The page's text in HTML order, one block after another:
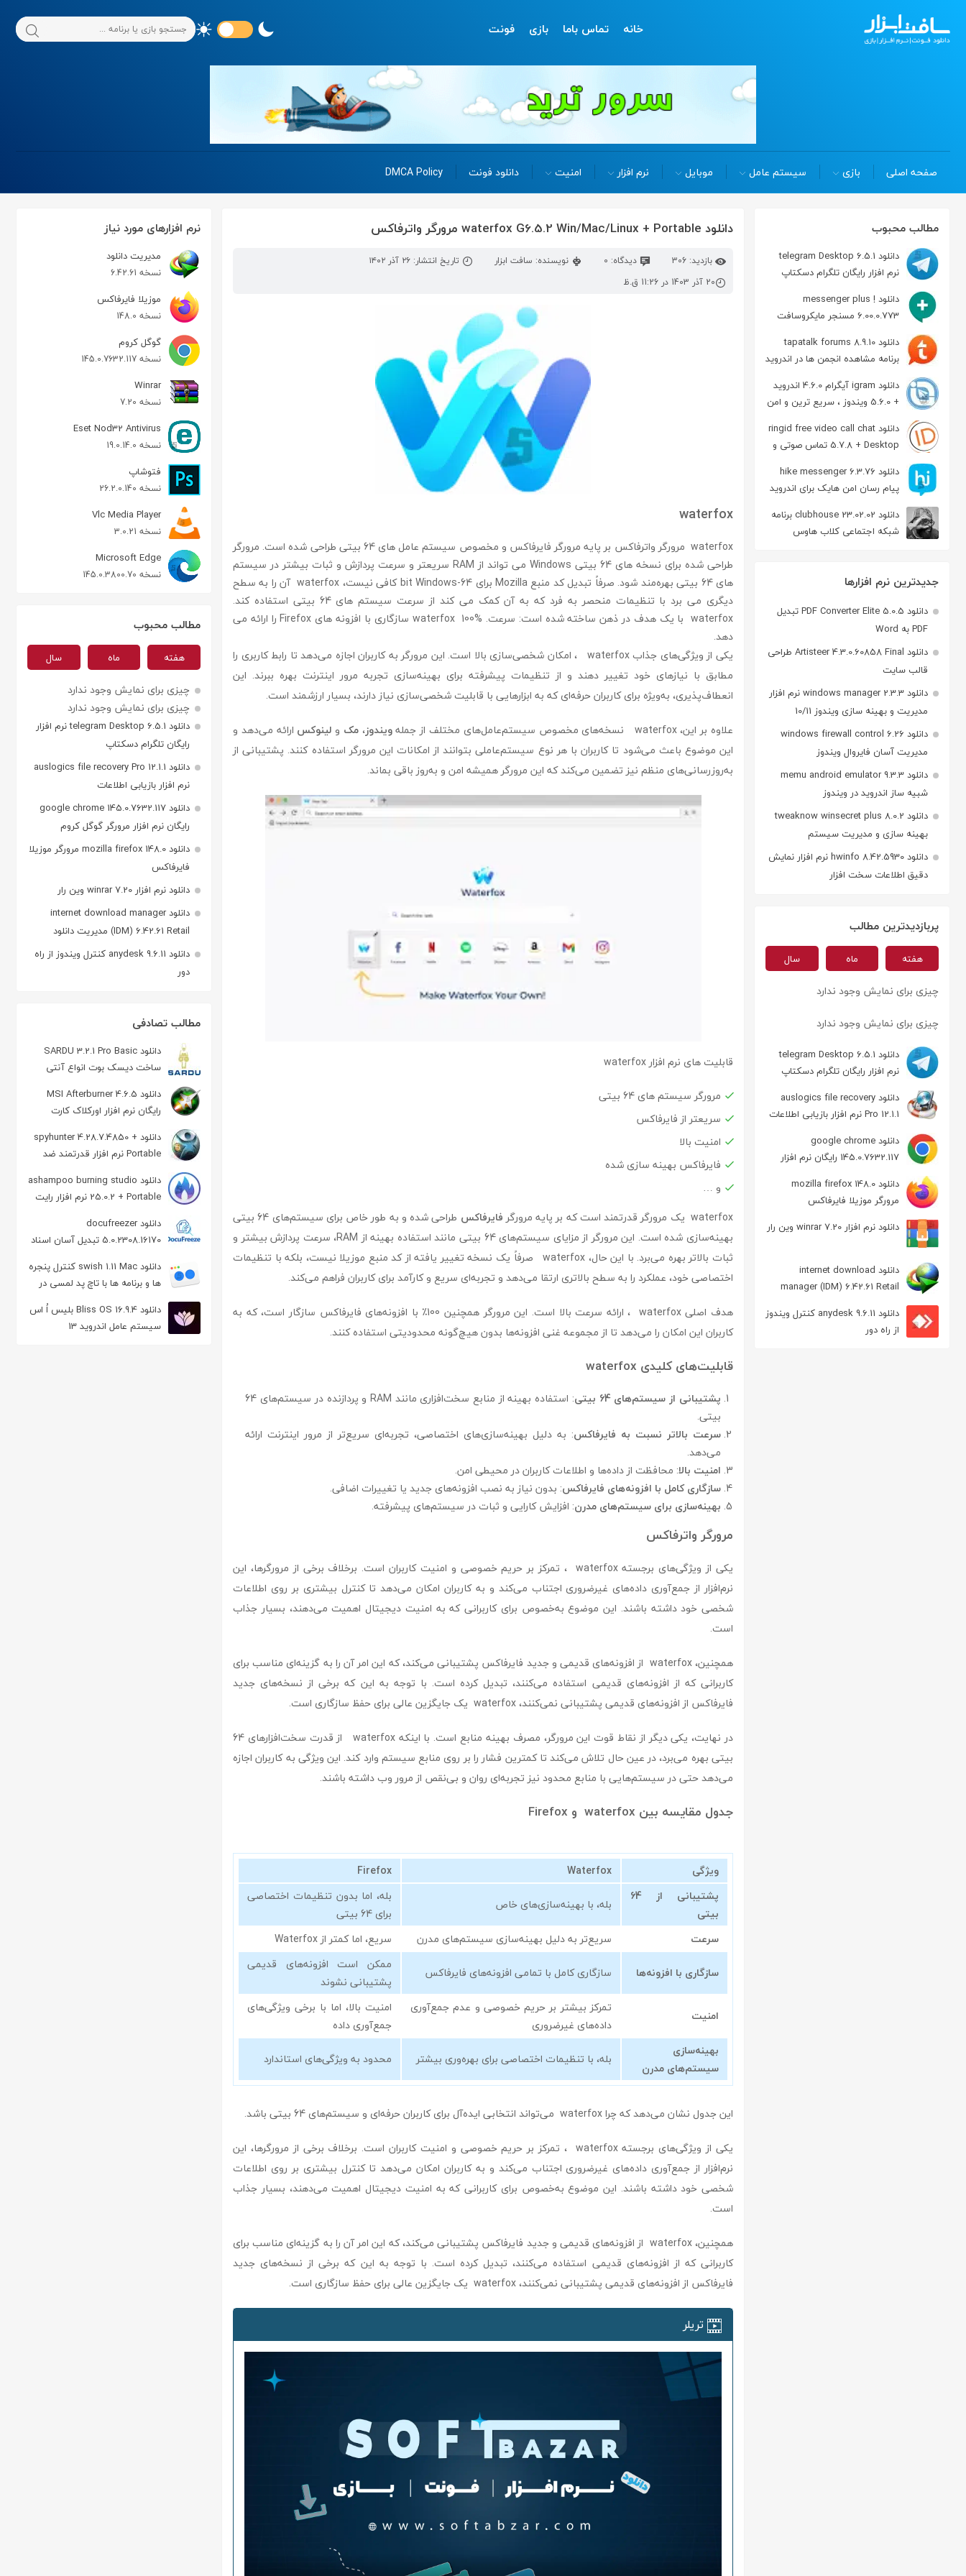
خانه تماس باما بازی فونت
صفحه اصلی بازی سیستم عامل موبایل نرم افزار امنیت دانلود فونت DMCA Policy
مطالب محبوب
دانلود telegram Desktop 6.5.1
نرم افزار رایگان تلگرام دسکتاپ
دانلود messenger plus !
6.00.0.773 مسنجر مایکروسافت
دانلود tapatalk forums 8.9.10
برنامه مشاهده انجمن ها در اندروید
دانلود igram آیگرام 4.6.0 اندروید
+ 5.6.0 ویندوز ، سریع ترین و امن
ترین نسخه تلگرام
دانلود ringid free video call chat
5.7.8 + Desktop تماس صوتی و
تصویری در اندروید
دانلود hike messenger 6.3.76
پیام‌ رسان‌ امن هایک برای اندروید
دانلود clubhouse 23.02.02 برنامه
شبکه اجتماعی کلاب هاوس
جدیدترین نرم افزارها
دانلود PDF Converter Elite 5.0.5 تبدیل
PDF به Word
دانلود Artisteer 4.3.0.60858 Final طراحی
قالب سایت
دانلود windows manager 2.3.3 نرم افزار
مدیریت و بهینه سازی ویندوز 10/11
دانلود windows firewall control 6.26
مدیریت آسان فایروال ویندوز
دانلود memu android emulator 9.3.3
شبیه ساز اندروید در ویندوز
دانلود tweaknow winsecret plus 8.0.2
بهینه سازی و مدیریت سیستم
دانلود hwinfo 8.42.5930 نرم افزار نمایش
دقیق اطلاعات سخت افزار
پربازدیدترین مطالب
هفته ماه سال
چیزی برای نمایش وجود ندارد
چیزی برای نمایش وجود ندارد
دانلود telegram Desktop 6.5.1
نرم افزار رایگان تلگرام دسکتاپ
دانلود auslogics file recovery
Pro 12.1.1 نرم افزار بازیابی اطلاعات
دانلود google chrome
145.0.7632.117 رایگان نرم افزار
مرورگر گوگل کروم
دانلود mozilla firefox 148.0
مرورگر موزیلا فایرفاکس
دانلود نرم افزار winrar 7.20 وین رار
دانلود internet download
manager (IDM) 6.42.61 Retail
مدیریت دانلود
دانلود anydesk 9.6.11 کنترل ویندوز
از راه دور
دانلود waterfox G6.5.2 Win/Mac/Linux + Portable مرورگر واترفاکس
بازدید: 306 دیدگاه: 0 نویسنده: سافت ابزار
تاریخ انتشار: ۲۶ آذر ۱۴۰۲
20 آذر 1403 در 11:26 ق.ظ
waterfox
waterfox مرورگر واترفاکس بر پایه مرورگر فایرفاکس و مخصوص سیستم عامل های 64 بیتی طراحی شده است. مرورگر
طراحی شده برای نسخه های 64 بیتی Windows می تواند از RAM سریعتر و سرعت پردازش و ثبات بیشتر در سیستم
های 64 بیتی بهره‌مند شود. صرفاً تبدیل کد منبع Mozilla برای 64-bit Windows کافی نیست، waterfox آن را به سطح
دیگری می برد با تنظیمات منحصر به فرد که به آن کمک می کند از سرعت سیستم های 64 بیتی استفاده کند.
waterfox با یک هدف در ذهن ساخته شده است: سرعت. waterfox 100% سازگاری با افزونه های Firefox را ارائه می
دهد.
یکی از ویژگی‌های جذاب waterfox ، امکان شخصی‌سازی بالا است. این مرورگر به کاربران اجازه می‌دهد تا رابط کاربری را
مطابق با نیازهای خود تغییر دهند و از تنظیمات پیشرفته برای بهینه‌سازی تجربه مرور اینترنت بهره ببرند. این
انعطاف‌پذیری، به‌ویژه برای کاربران حرفه‌ای که به ابزارهایی با قابلیت شخصی‌سازی نیاز دارند، بسیار ارزشمند است.
علاوه بر این، waterfox نسخه‌های مخصوص سیستم‌عامل‌های مختلف از جمله
ویندوز،مک و لینوکس ارائه می‌دهد و
این موضوع باعث می‌شود تا کاربران با هر نوع سیستم‌عاملی بتوانند از امکانات این مرورگر استفاده کنند. پشتیبانی از
به‌روزرسانی‌های منظم نیز تضمین می‌کند که این مرورگر همیشه امن و به‌روز باقی بماند.
قابلیت های نرم افزار waterfox
مرورگر سیستم های 64 بیتی
سریعتر از فایرفاکس
امنیت بالا
فایرفاکس بهینه سازی شده
و …
waterfox یک مرورگر قدرتمند است که بر پایه مرورگر
فایرفاکس
طراحی شده و به طور خاص برای سیستم‌های 64 بیتی
بهینه‌سازی شده است. این مرورگر از مزایای سیستم‌های 64 بیتی مانند استفاده بهینه از RAM، سرعت پردازش بیشتر و
ثبات بالاتر بهره می‌برد. با این حال، waterfox صرفاً یک نسخه تغییر یافته از کد منبع موزیلا نیست، بلکه با تنظیمات
اختصاصی خود، عملکرد را به سطح بالاتری ارتقا می‌دهد و تجربه‌ای سریع و کارآمد برای کاربران فراهم می‌کند.
هدف اصلی waterfox ، ارائه سرعت بالا است. این مرورگر همچنین 100٪ با افزونه‌های فایرفاکس سازگار است، که به
کاربران این امکان را می‌دهد تا از مجموعه غنی افزونه‌ها بدون هیچ‌گونه محدودیتی استفاده کنند.
قابلیت‌های کلیدی waterfox
پشتیبانی از سیستم‌های 64 بیتی
: استفاده بهینه از منابع سخت‌افزاری مانند RAM و پردازنده در سیستم‌های 64
بیتی.
سرعت بالاتر نسبت به فایرفاکس: به دلیل بهینه‌سازی‌های اختصاصی، تجربه‌ای سریع‌تر از مرور اینترنت ارائه
می‌دهد.
امنیت بالا: محافظت از داده‌ها و اطلاعات کاربران در محیطی امن.
سازگاری کامل با افزونه‌های فایرفاکس: بدون نیاز به نصب افزونه‌های جدید یا تغییرات اضافی.
بهینه‌سازی برای سیستم‌های مدرن: افزایش کارایی و ثبات در سیستم‌های پیشرفته.
مرورگر واترفاکس
یکی از ویژگی‌های برجسته waterfox ، تمرکز بر حریم خصوصی و امنیت کاربران است. برخلاف برخی از مرورگرها، این
نرم‌افزار از جمع‌آوری داده‌های غیرضروری اجتناب می‌کند و به کاربران امکان می‌دهد تا کنترل بیشتری بر روی اطلاعات
شخصی خود داشته باشند. این موضوع به‌خصوص برای کاربرانی که به امنیت دیجیتال اهمیت می‌دهند، بسیار جذاب
است.
همچنین، waterfox از افزونه‌های قدیمی و جدید فایرفاکس پشتیبانی می‌کند، که این امر آن را به گزینه‌ای مناسب برای
کاربرانی که از افزونه‌های قدیمی استفاده می‌کنند، تبدیل کرده است. با توجه به این که برخی از نسخه‌های جدید
فایرفاکس از افزونه‌های قدیمی پشتیبانی نمی‌کنند، waterfox یک جایگزین عالی برای حفظ سازگاری است.
در نهایت، یکی دیگر از نقاط قوت این مرورگر، مصرف بهینه منابع است. با اینکه waterfox از قدرت سخت‌افزارهای 64
بیتی بهره می‌برد، در عین حال تلاش می‌کند تا کمترین فشار را بر روی منابع سیستم وارد کند. این ویژگی به کاربران اجازه
می‌دهد حتی در سیستم‌هایی با منابع محدود نیز تجربه‌ای روان و بی‌نقص از مرور وب داشته باشند.
جدول مقایسه بین waterfox و Firefox
ویژگی Waterfox
Firefox
پشتیبانی از 64
بیتی
بله، با بهینه‌سازی‌های خاص
بله، اما بدون تنظیمات اختصاصی
برای 64 بیتی
سرعت
سریع‌تر به دلیل بهینه‌سازی سیستم‌های مدرن
سریع، اما کمتر از Waterfox
سازگاری با افزونه‌ها
سازگاری کامل با تمامی افزونه‌های فایرفاکس
ممکن است افزونه‌های قدیمی
پشتیبانی نشوند
امنیت
تمرکز بیشتر بر حریم خصوصی و عدم جمع‌آوری
داده‌های غیرضروری
امنیت بالا، اما با برخی ویژگی‌های
جمع‌آوری داده
بهینه‌سازی
سیستم‌های مدرن
بله، با تنظیمات اختصاصی برای بهره‌وری بیشتر محدود به ویژگی‌های استاندارد
این جدول نشان می‌دهد که چرا waterfox می‌تواند انتخابی ایده‌آل برای کاربران حرفه‌ای و سیستم‌های 64 بیتی باشد.
یکی از ویژگی‌های برجسته waterfox ، تمرکز بر حریم خصوصی و امنیت کاربران است. برخلاف برخی از مرورگرها، این
نرم‌افزار از جمع‌آوری داده‌های غیرضروری اجتناب می‌کند و به کاربران امکان می‌دهد تا کنترل بیشتری بر روی اطلاعات
شخصی خود داشته باشند. این موضوع به‌خصوص برای کاربرانی که به امنیت دیجیتال اهمیت می‌دهند، بسیار جذاب
است.
همچنین، waterfox از افزونه‌های قدیمی و جدید فایرفاکس پشتیبانی می‌کند، که این امر آن را به گزینه‌ای مناسب برای
کاربرانی که از افزونه‌های قدیمی استفاده می‌کنند، تبدیل کرده است. با توجه به این که برخی از نسخه‌های جدید
فایرفاکس از افزونه‌های قدیمی پشتیبانی نمی‌کنند، waterfox یک جایگزین عالی برای حفظ سازگاری است.
تریلر
نرم افزارهای مورد نیاز
مدیریت دانلود
نسخه 6.42.61
موزیلا فایرفاکس
نسخه 148.0
گوگل کروم
نسخه 145.0.7632.117
Winrar
نسخه 7.20
Eset Nod32 Antivirus
نسخه 19.0.14.0
فتوشاپ
نسخه 26.2.0.140
Vlc Media Player
نسخه 3.0.21
Microsoft Edge
نسخه 145.0.3800.70
مطالب محبوب
هفته ماه سال
چیزی برای نمایش وجود ندارد
چیزی برای نمایش وجود ندارد
دانلود telegram Desktop 6.5.1 نرم افزار
رایگان تلگرام دسکتاپ
دانلود auslogics file recovery Pro 12.1.1
نرم افزار بازیابی اطلاعات
دانلود google chrome 145.0.7632.117
رایگان نرم افزار مرورگر گوگل کروم
دانلود mozilla firefox 148.0 مرورگر موزیلا
فایرفاکس
دانلود نرم افزار winrar 7.20 وین رار
دانلود internet download manager
(IDM) 6.42.61 Retail مدیریت دانلود
دانلود anydesk 9.6.11 کنترل ویندوز از راه
دور
مطالب تصادفی
دانلود SARDU 3.2.1 Pro Basic
ساخت دیسک بوت انواع آنتی
ویروس
دانلود MSI Afterburner 4.6.5
رایگان نرم افزار اورکلاک کارت
گرافیک
دانلود spyhunter 4.28.7.4850 +
Portable نرم افزار قدرتمند ضد
جاسوسی
دانلود ashampoo burning studio
25.0.2 + Portable نرم افزار رایت
دانلود docufreezer
5.0.2308.16170 تبدیل آسان اسناد
دانلود swish 1.11 Mac کنترل پنجره‌
ها و برنامه‌ ها با تاچ‌ پد لمسی در
مکینتاش
دانلود Bliss OS 16.9.4 بلیس اُ اس
سیستم عامل اندروید 13